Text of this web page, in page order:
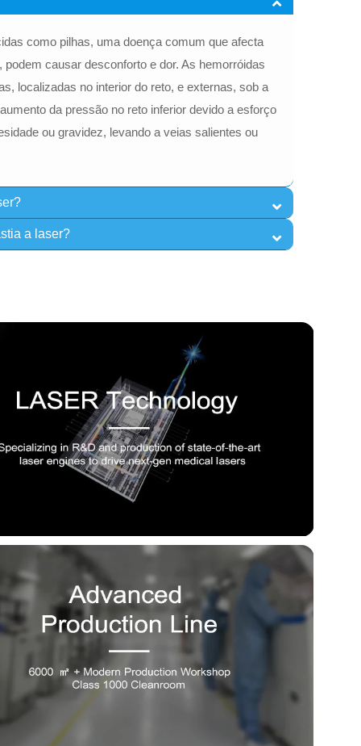
como pilhas, uma doença comum que afecta
causar desconforto e dor. As hemorróidas
localizadas no interior do reto, e externas, sob a
da pressão no reto inferior devido a esforço
ou gravidez, levando a veias salientes ou
a laser?